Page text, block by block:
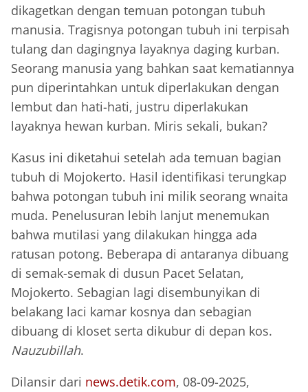
dikagetkan dengan temuan potongan tubuh
manusia. Tragisnya potongan tubuh ini terpisah
tulang dan dagingnya layaknya daging kurban.
Seorang manusia yang bahkan saat kematiannya
pun diperintahkan untuk diperlakukan dengan
lembut dan hati-hati, justru diperlakukan
layaknya hewan kurban. Miris sekali, bukan?
Kasus ini diketahui setelah ada temuan bagian
tubuh di Mojokerto. Hasil identifikasi terungkap
bahwa potongan tubuh ini milik seorang wnaita
muda. Penelusuran lebih lanjut menemukan
bahwa mutilasi yang dilakukan hingga ada
ratusan potong. Beberapa di antaranya dibuang
di semak-semak di dusun Pacet Selatan,
Mojokerto. Sebagian lagi disembunyikan di
belakang laci kamar kosnya dan sebagian
dibuang di kloset serta dikubur di depan kos.
Nauzubillah.
Dilansir dari news.detik.com, 08-09-2025,